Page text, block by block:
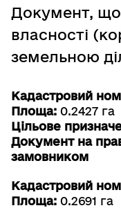
Документ, що
власності
земельною
Кадастровий
Площа: 0.2427 га
Цільове
Документ на
замовником
Кадастровий
Площа: 0.2691 га